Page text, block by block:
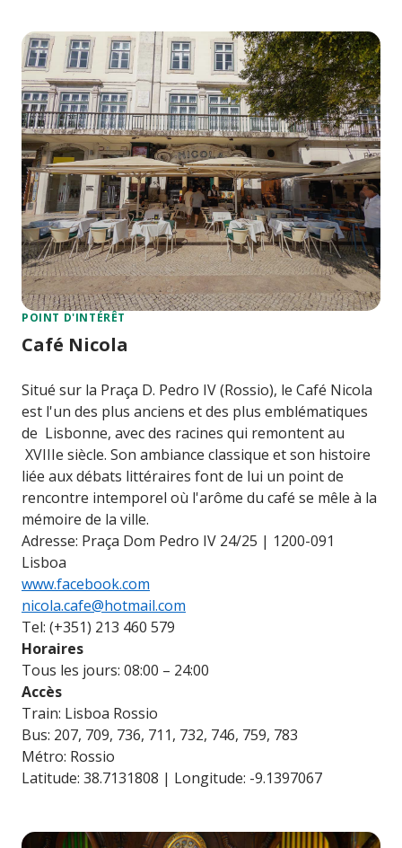
POINT D'INTÉRÊT
Café Nicola
Situé sur la Praça D. Pedro IV (Rossio), le Café Nicola
est l'un des plus anciens et des plus emblématiques
de Lisbonne, avec des racines qui remontent au
XVIIIe siècle. Son ambiance classique et son histoire
liée aux débats littéraires font de lui un point de
rencontre intemporel où l'arôme du café se mêle à la
mémoire de la ville.
Adresse: Praça Dom Pedro IV 24/25 | 1200-091
Lisboa
www.facebook.com
nicola.cafe@hotmail.com
Tel: (+351) 213 460 579
Horaires
Tous les jours: 08:00 – 24:00
Accès
Train: Lisboa Rossio
Bus: 207, 709, 736, 711, 732, 746, 759, 783
Métro: Rossio
Latitude: 38.7131808 | Longitude: -9.1397067